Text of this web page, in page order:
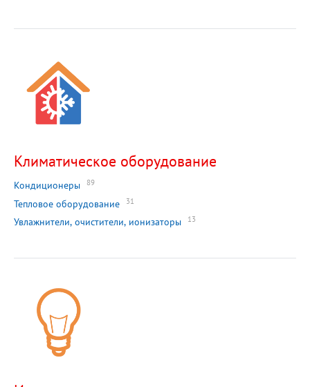
Климатическое оборудование
Кондиционеры 89
Тепловое оборудование 31
Увлажнители, очистители, ионизаторы 13